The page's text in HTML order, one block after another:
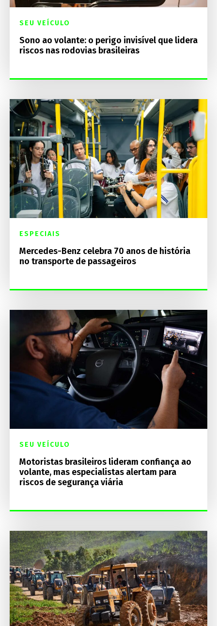
SEU VEÍCULO
Sono ao volante: o perigo invisível que lidera
riscos nas rodovias brasileiras
ESPECIAIS
Mercedes-Benz celebra 70 anos de história
no transporte de passageiros
SEU VEÍCULO
Motoristas brasileiros lideram confiança ao
volante, mas especialistas alertam para
riscos de segurança viária